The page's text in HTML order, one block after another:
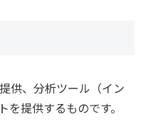
供、分析ツール（イン
提供するものです。